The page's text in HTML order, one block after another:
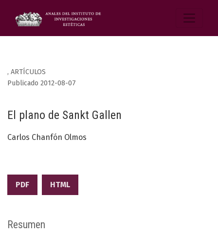
, ARTÍCULOS
El plano de Sankt Gallen
Publicado 2012-08-07
Carlos Chanfón Olmos
PDF HTML
Resumen